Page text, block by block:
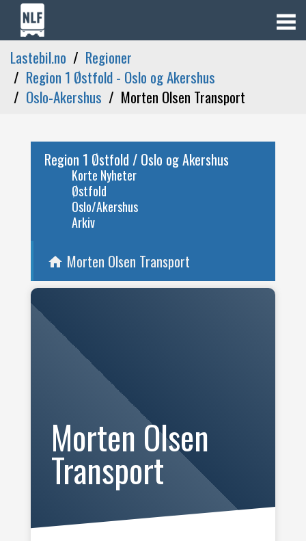
Lastebil.no
Regioner
Region 1 Østfold - Oslo og Akershus
Oslo-Akershus
Morten Olsen Transport
Region 1 Østfold / Oslo og Akershus
Korte Nyheter
Østfold
Oslo/Akershus
Arkiv
home Morten Olsen Transport
Morten Olsen
Transport